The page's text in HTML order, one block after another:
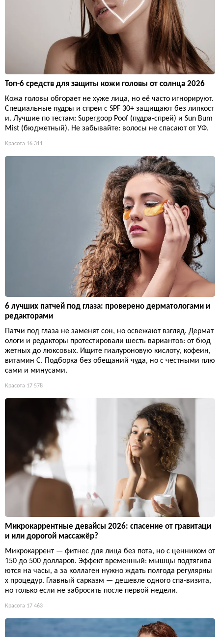
Топ-6 средств для защиты кожи головы от солнца 2026
Кожа головы обгорает не хуже лица, но её часто игнорируют.
Специальные пудры и спреи с SPF 30+ защищают без липкост
и. Лучшие по тестам: Supergoop Poof (пудра-спрей) и Sun Bum
Mist (бюджетный). Не забывайте: волосы не спасают от УФ.
Красота 16 311
6 лучших патчей под глаза: проверено дерматологами и
редакторами
Патчи под глаза не заменят сон, но освежают взгляд. Дермат
ологи и редакторы протестировали шесть вариантов: от бюд
жетных до люксовых. Ищите гиалуроновую кислоту, кофеин,
витамин С. Подборка без обещаний чуда, но с честными плю
сами и минусами.
Красота 17 578
Микрокаррентные девайсы 2026: спасение от гравитаци
и или дорогой массажёр?
Микрокаррент — фитнес для лица без пота, но с ценником от
150 до 500 долларов. Эффект временный: мышцы подтягива
ются на часы, а за коллаген нужно ждать полгода регулярны
х процедур. Главный сарказм — дешевле одного спа-визита,
но только если не забросить после первой недели.
Красота 17 463